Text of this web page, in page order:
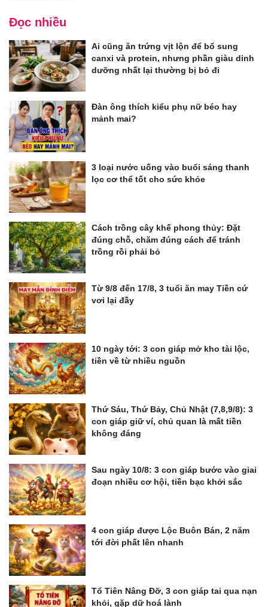
Đọc nhiều
Ai cũng ăn trứng vịt lộn để bổ sung
canxi và protein, nhưng phần giàu dinh
dưỡng nhất lại thường bị bỏ đi
Đàn ông thích kiểu phụ nữ béo hay
mảnh mai?
3 loại nước uống vào buổi sáng thanh
lọc cơ thể tốt cho sức khỏe
Cách trồng cây khế phong thủy: Đặt
đúng chỗ, chăm đúng cách để tránh
trồng rồi phải bỏ
Từ 9/8 đến 17/8, 3 tuổi ăn may Tiền cứ
vơi lại đầy
10 ngày tới: 3 con giáp mở kho tài lộc,
tiền về từ nhiều nguồn
Thứ Sáu, Thứ Bảy, Chủ Nhật (7,8,9/8): 3
con giáp giữ ví, chủ quan là mất tiền
không đáng
Sau ngày 10/8: 3 con giáp bước vào giai
đoạn nhiều cơ hội, tiền bạc khởi sắc
4 con giáp được Lộc Buôn Bán, 2 năm
tới đời phất lên nhanh
Tổ Tiên Nâng Đỡ, 3 con giáp tai qua nạn
khỏi, gặp dữ hoá lành